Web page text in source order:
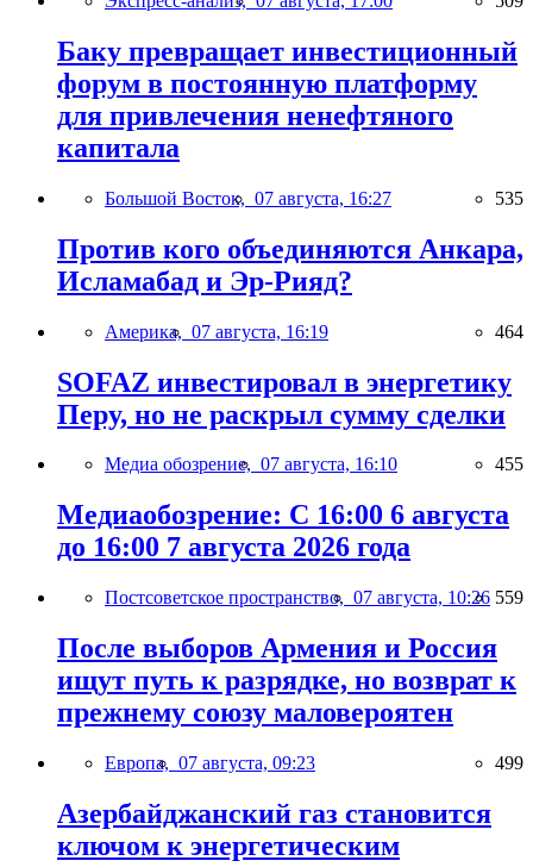
Баку превращает инвестиционный
форум в постоянную платформу
для привлечения ненефтяного
капитала
Большой Восток, 07 августа, 16:27 535
Против кого объединяются Анкара,
Исламабад и Эр-Рияд?
Америка, 07 августа, 16:19 464
SOFAZ инвестировал в энергетику
Перу, но не раскрыл сумму сделки
Медиа обозрение, 07 августа, 16:10 455
Медиаобозрение: С 16:00 6 августа
до 16:00 7 августа 2026 года
Постсоветское пространство, 07 августа, 10:26 559
После выборов Армения и Россия
ищут путь к разрядке, но возврат к
прежнему союзу маловероятен
Европа, 07 августа, 09:23 499
Азербайджанский газ становится
ключом к энергетическим